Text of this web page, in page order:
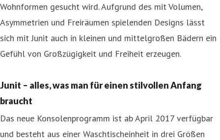
Wohnformen gesucht wird. Aufgrund des mit Volumen,
Asymmetrien und Freiräumen spielenden Designs lässt
sich mit Junit auch in kleinen und mittelgroßen Bädern ein
Gefühl von Großzügigkeit und Freiheit erzeugen.
Junit – alles, was man für einen stilvollen Anfang
braucht
Das neue Konsolenprogramm ist ab April 2017 verfügbar
und besteht aus einer Waschtischeinheit in drei Größen